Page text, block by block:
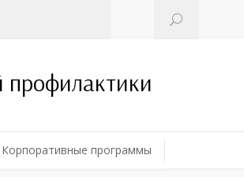
профилактики
Корпоративные программы